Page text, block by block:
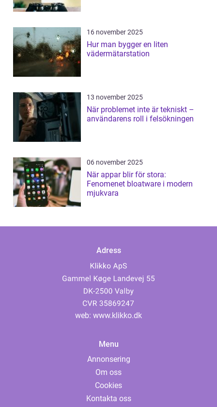
16 november 2025
Hur man bygger en liten
vädermätarstation
13 november 2025
När problemet inte är tekniskt –
användarens roll i felsökningen
06 november 2025
När appar blir för stora:
Fenomenet bloatware i modern
mjukvara
Adress
web: www.klikko.dk
Menu
Annonsering
Om oss
Cookies
Kontakta oss